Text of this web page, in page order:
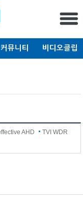
커뮤니티 비디오클립
AHD
TVI WDR